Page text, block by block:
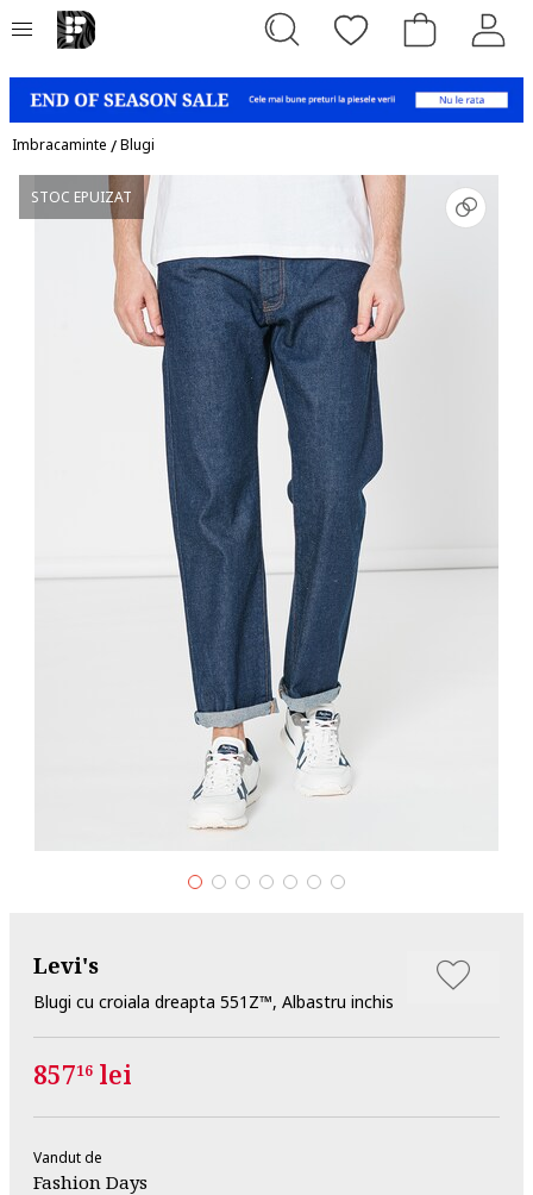
Imbracaminte /Blugi
STOC EPUIZAT
Levi's
Blugi cu croiala dreapta 551Z™, Albastru inchis
85716 lei
Vandut de
Fashion Days